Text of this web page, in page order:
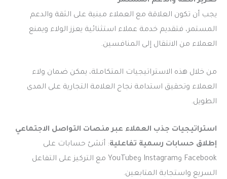
يجب أن تكون العلاقة مع العملاء مبنية على الثقة والدعم
المستمر، فتقديم خدمة عملاء استثنائية يعزز الولاء ويمنع
العملاء من الانتقال إلى المنافسين.
من خلال هذه الاستراتيجيات المتكاملة، يمكن ضمان ولاء
العملاء وتحقيق استدامة نجاح العلامة التجارية على المدى
الطويل.
استراتيجيات جذب العملاء عبر منصات التواصل الاجتماعي
إطلاق حسابات رسمية تفاعلية: أنشئ حسابات على
Facebook وInstagram وYouTube مع التركيز على التفاعل
السريع واستجابة المتابعين.